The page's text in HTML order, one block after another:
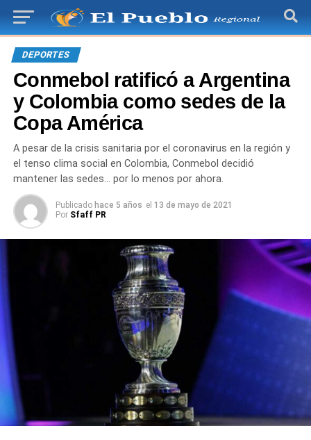
DEPORTES
Conmebol ratificó a Argentina
y Colombia como sedes de la
Copa América
A pesar de la crisis sanitaria por el coronavirus en la región y
el tenso clima social en Colombia, Conmebol decidió
mantener las sedes… por lo menos por ahora.
Publicado hace 5 años el 13 de mayo de 2021
Por Sfaff PR